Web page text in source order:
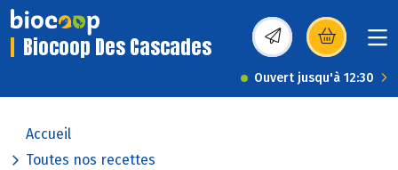
Biocoop Des Cascades (s’ouvre dans une
Ouvert jusqu'à 12:30
Accueil
Toutes nos recettes